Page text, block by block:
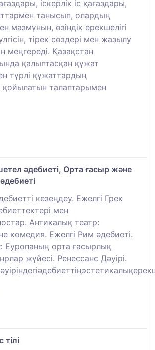
іскерлік іс қағаздары,
танысып, олардың
мазмұнын, өзіндік ерекшелігі
тірек сөздері мен жазылу
меңгереді. Қазақстан
қалыптасқан құжат
түрлі құжаттардың
қойылатын талаптарымен
әдебиеті, Орта ғасыр және
кезеңдеу. Ежелгі Грек
мен
Антикалық театр:
комедия. Ежелгі Рим әдебиеті.
Еуропаның орта ғасырлық
жүйесі. Ренессанс Дәуірі.